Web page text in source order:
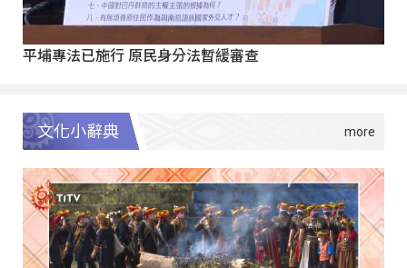
平埔專法已施行 原民身分法暫緩審查
文化小辭典